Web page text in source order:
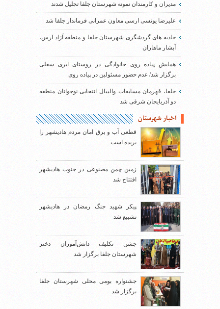
مدیران و کارمندان نمونه شهرستان جلفا تجلیل شدند
علیرضا یونسی ارسی معاون عمرانی فرماندار جلفا شد
جاذبه های گردشگری شهرستان جلفا و منطقه آزاد ارس،
آبشار ماهاران
همایش پیاده روی خانوادگی در روستای ایری سفلی
برگزار شد/ عدم حضور مسئولین در پیاده روی
جلفا، قهرمان مسابقات والیبال انتخابی نوجوانان منطقه
دو آذربایجان شرقی شد
اخبار شهرستان
قطعی آب و برق امان مردم هادیشهر را
بریده است
زمین چمن مصنوعی در جنوب هادیشهر
افتتاح شد
پیکر شهید جنگ رمضان در هادیشهر
تشییع شد
جشن تکلیف دانش‌آموزان دختر
شهرستان جلفا برگزار شد
جشنواره بومی محلی شهرستان جلفا
برگزار شد